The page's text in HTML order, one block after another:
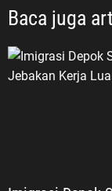
Baca juga